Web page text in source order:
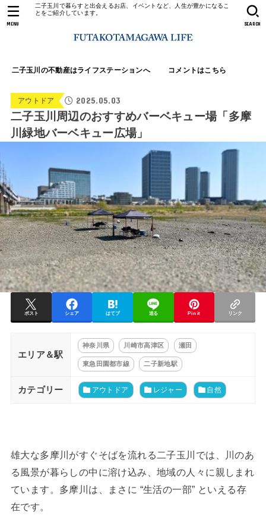
二子玉川で暮らすと出会えるお店、イベントなど、人生が豊かになるこ
とをご紹介しています。
二子玉川の不動産はライフステーションへ コメントはこちら
SEARCH
MENU
アウトドア 2025.05.03
二子玉川周辺のおすすめバーベキュー場「多摩
川緑地バーベキュー広場」
ポスト シェア はてブ 送る Pin it リンク
エリア＆駅
神奈川県 川崎市高津区 瀬田
東急田園都市線 二子新地駅
カテゴリー アウトドア レジャー 自然
雄大な多摩川がすぐそばを流れる二子玉川では、川のあ
る風景が暮らしの中に溶け込み、地域の人々に親しまれ
ています。多摩川は、まさに “生活の一部” といえる存
在です。